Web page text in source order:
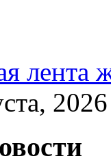
лента
2026